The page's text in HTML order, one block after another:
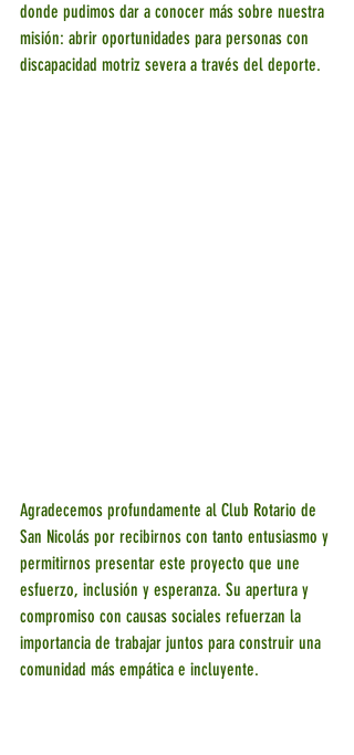
donde pudimos dar a conocer más sobre nuestra
misión: abrir oportunidades para personas con
discapacidad motriz severa a través del deporte.
Agradecemos profundamente al Club Rotario de
San Nicolás por recibirnos con tanto entusiasmo y
permitirnos presentar este proyecto que une
esfuerzo, inclusión y esperanza. Su apertura y
compromiso con causas sociales refuerzan la
importancia de trabajar juntos para construir una
comunidad más empática e incluyente.